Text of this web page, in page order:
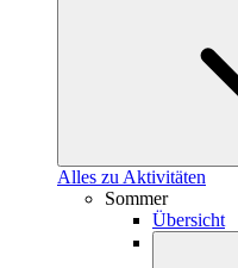
Alles zu Aktivitäten
Sommer
Übersicht